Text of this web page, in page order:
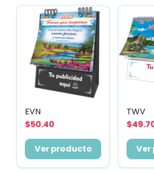
EVN
$50.40
Ver producto
TWV
Ver